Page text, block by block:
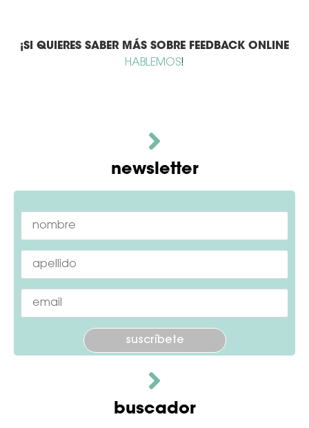
¡SI QUIERES SABER MÁS SOBRE FEEDBACK ONLINE
HABLEMOS!
newsletter
Por favor, deja este campo vacío.
buscador